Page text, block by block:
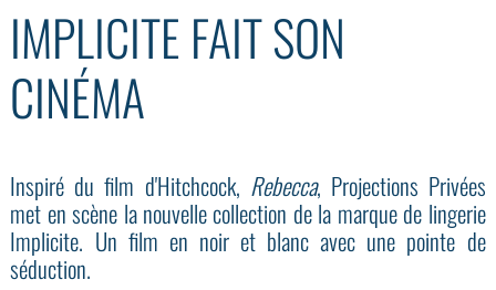
IMPLICITE FAIT SON
CINÉMA
Inspiré du film d'Hitchcock, Rebecca, Projections Privées
met en scène la nouvelle collection de la marque de lingerie
Implicite. Un film en noir et blanc avec une pointe de
séduction.